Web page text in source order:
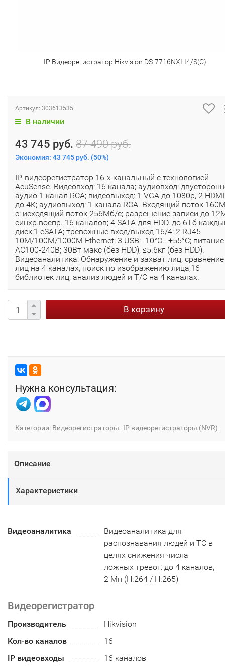
IP Видеорегистратор Hikvision DS-7716NXI-I4/S(C)
Артикул: 303613535
В наличии
43 745 руб. 87 490 руб.
Экономия: 43 745 руб. (50%)
IP-видеорегистратор 16-х канальный с технологией
AcuSense. Видеовход: 16 канала; аудиовход:
аудио 1 канал RCA; видеовыход: 1 VGA до 1080p, 2 HDMI
до 4К; аудиовыход: 1 канала RCA. Входящий поток
с; исходящий поток 256Мб/с; разрешение записи до
синхр.воспр. 16 каналов; 4 SATA для HDD, до 6Тб
диск;1 eSATA; тревожные вход/выход 16/4; 2 RJ45
10M/100M/1000M Ethernet; 3 USB; -10°C...+55°C; питание
АC100-240В; 30Вт макс (без HDD), ≤5.6кг (без HDD).
Видеоаналитика: Обнаружение и захват лиц, сравнение
лиц на 4 каналах, поиск по изображению лица,16
библиотек лиц, анализ людей и Т/С на 4 каналах.
В корзину
Нужна консультация:
Категории: Видеорегистраторы IP видеорегистраторы (NVR)
Описание
Характеристики
Видеоаналитика
Видеоаналитика для
распознавания людей и ТС в
целях снижения числа
ложных тревог: до 4 каналов,
2 Мп (H.264 / H.265)
Видеорегистратор
Производитель
Hikvision
Кол-во каналов
16
IP видеовходы
16 каналов